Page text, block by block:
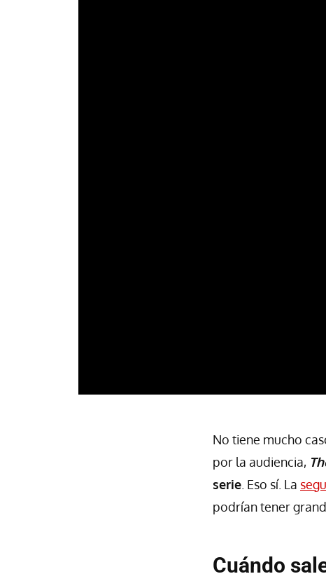
No tiene mucho
por la audiencia,
serie . Eso sí. La
podrían tener
Cuándo